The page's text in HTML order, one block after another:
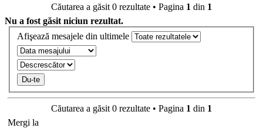
Căutarea a găsit 0 rezultate • Pagina 1 din 1
Nu a fost găsit niciun rezultat.
Afişează mesajele din ultimele
Căutarea a găsit 0 rezultate • Pagina 1 din 1
Mergi la